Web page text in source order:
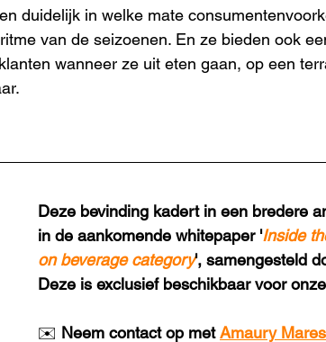
duidelijk in welke mate
van de seizoenen. En ze bieden ook
wanneer ze uit eten gaan, op een
Deze bevinding kadert in een bredere
in de aankomende whitepaper 'Inside
on beverage category', samengesteld
Deze is exclusief beschikbaar voor
✉️ Neem contact op met Amaury